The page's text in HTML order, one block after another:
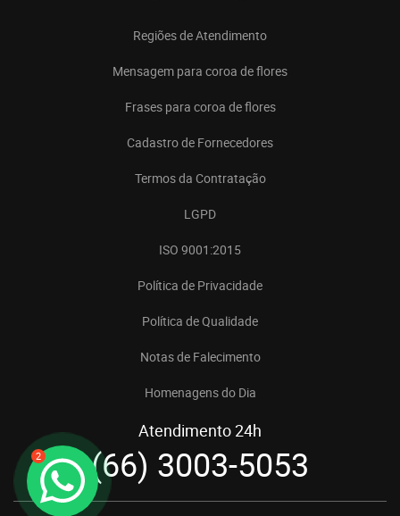
2
Regiões de Atendimento
Mensagem para coroa de flores
Frases para coroa de flores
Cadastro de Fornecedores
Termos da Contratação
LGPD
ISO 9001:2015
Política de Privacidade
Política de Qualidade
Notas de Falecimento
Homenagens do Dia
Atendimento 24h
(66) 3003-5053